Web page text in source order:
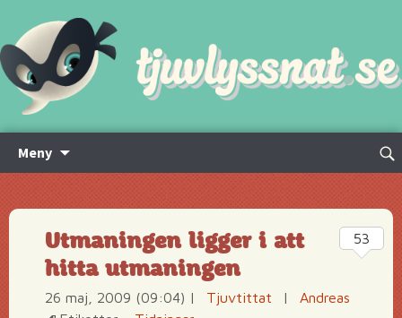
Meny
innehåll
Sök
Utmaningen ligger i att
hitta utmaningen
26 maj, 2009 (09:04) | Tjuvtittat |
Andreas
53